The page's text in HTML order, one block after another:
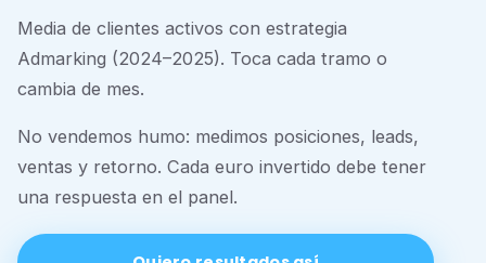
Media de clientes activos con estrategia
Admarking (2024–2025). Toca cada tramo o
cambia de mes.
No vendemos humo: medimos posiciones, leads,
ventas y retorno. Cada euro invertido debe tener
una respuesta en el panel.